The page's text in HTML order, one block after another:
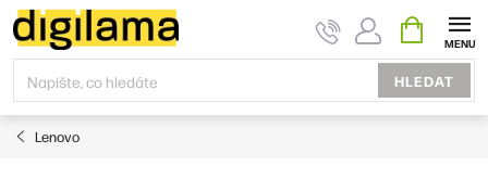
Přejít
na
obsah
HLEDAT
KOŠÍK
Lenovo